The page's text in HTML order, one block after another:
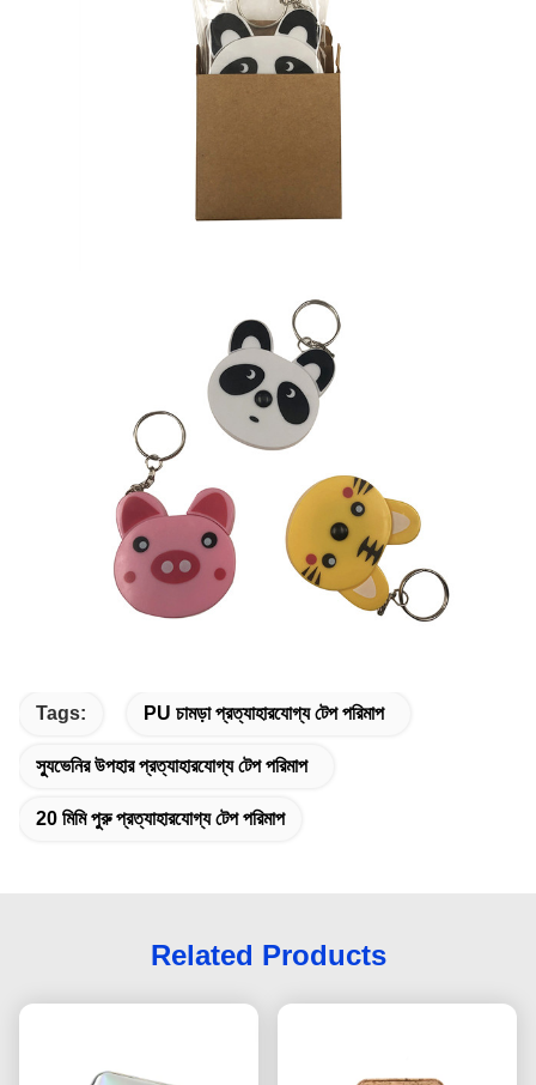
Tags: PU চামড়া প্রত্যাহারযোগ্য টেপ পরিমাপ
স্যুভেনির উপহার প্রত্যাহারযোগ্য টেপ পরিমাপ
20 মিমি পুরু প্রত্যাহারযোগ্য টেপ পরিমাপ
Related Products